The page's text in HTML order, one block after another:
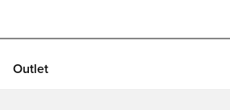
Outlet